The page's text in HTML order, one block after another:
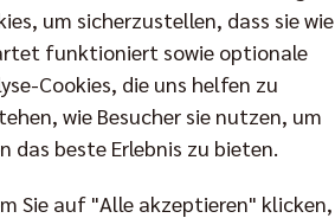
um sicherzustellen, dass sie wie
funktioniert sowie optionale
Cookies, die uns helfen zu
wie Besucher sie nutzen, um
das beste Erlebnis zu bieten.
Sie auf "Alle akzeptieren" klicken,